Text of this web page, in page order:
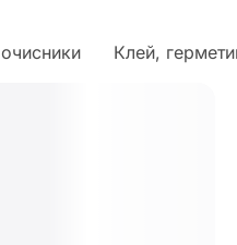
Клей,